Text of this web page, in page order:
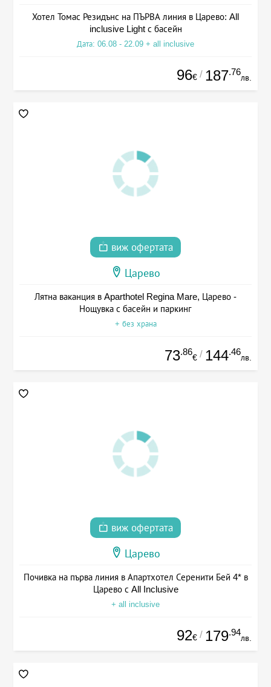
Хотел Томас Резидънс на ПЪРВА линия в Царево: All
inclusive Light с басейн
Дата: 06.08 - 22.09 + all inclusive
96€ / 187.76
лв.
виж офертата
Царево
Лятна ваканция в Aparthotel Regina Mare, Царево -
Нощувка с басейн и паркинг
+ без храна
73.86
€ / 144.46
лв.
виж офертата
Царево
Почивка на първа линия в Апартхотел Серенити Бей 4* в
Царево с All Inclusive
+ all inclusive
92€ / 179.94
лв.